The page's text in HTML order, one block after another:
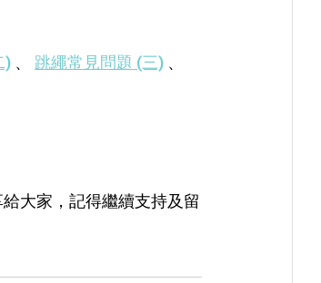
) 、 跳繩常見問題 (三) 、
大家，記得繼續支持及留